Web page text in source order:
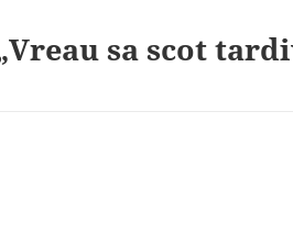
sa scot